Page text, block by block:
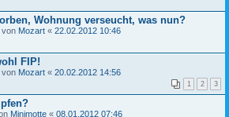
Wohnung verseucht, was nun?
von Mozart « 22.02.2012 10:46
FIP!
von Mozart « 20.02.2012 14:56
1 2 3
Minimotte « 08.01.2012 07:46